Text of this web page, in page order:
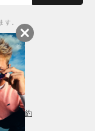
す。
会員規約